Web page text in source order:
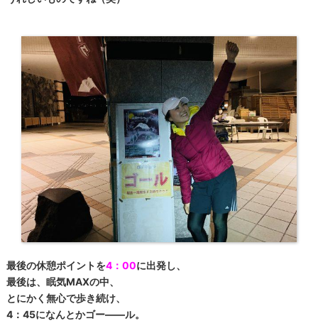
最後の休憩ポイントを4：00に出発し、
最後は、眠気MAXの中、
とにかく無心で歩き続け、
4：45になんとかゴー――ル。